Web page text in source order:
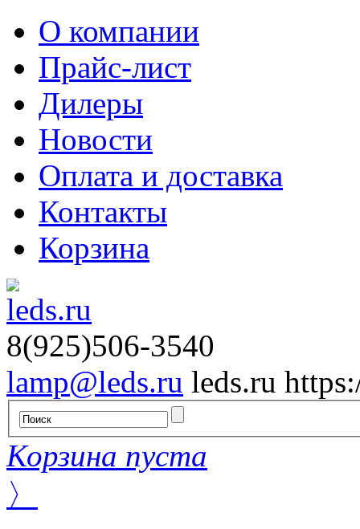
О компании
Прайс-лист
Дилеры
Новости
Оплата и доставка
Контакты
Корзина
8(925)506-3540
lamp@leds.ru leds.ru
Корзина пуста
〉